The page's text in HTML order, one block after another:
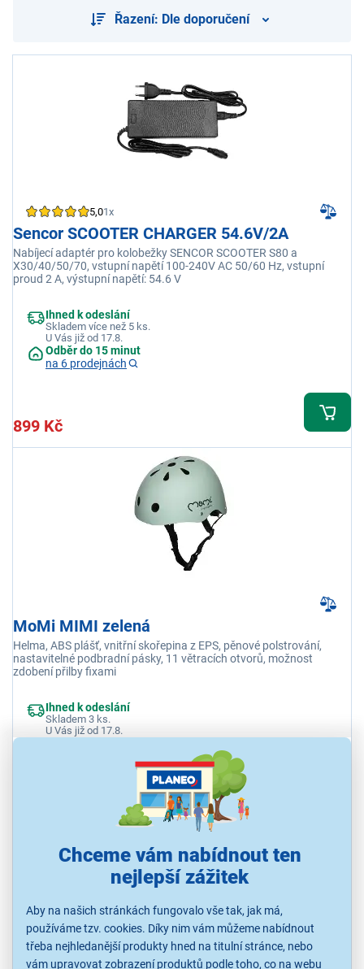
Chceme vám nabídnout ten
nejlepší zážitek
Aby na našich stránkách fungovalo vše tak, jak má,
používáme tzv. cookies. Díky nim vám můžeme nabídnout
třeba nejhledanější produkty hned na titulní stránce, nebo
vám upravovat zobrazení produktů podle toho, co na webu
Řazení: Dle doporučení
5,01x
Sencor SCOOTER CHARGER 54.6V/2A
Nabíjecí adaptér pro kolobežky SENCOR SCOOTER S80 a
X30/40/50/70, vstupní napětí 100-240V AC 50/60 Hz, vstupní
proud 2 A, výstupní napětí: 54.6 V
Ihned k odeslání
Skladem více než 5 ks.
U Vás již od 17.8.
Odběr do 15 minut
na 6 prodejnách
899 Kč
MoMi MIMI zelená
Helma, ABS plášť, vnitřní skořepina z EPS, pěnové polstrování,
nastavitelné podbradní pásky, 11 větracích otvorů, možnost
zdobení přilby fixami
Ihned k odeslání
Skladem 3 ks.
U Vás již od 17.8.